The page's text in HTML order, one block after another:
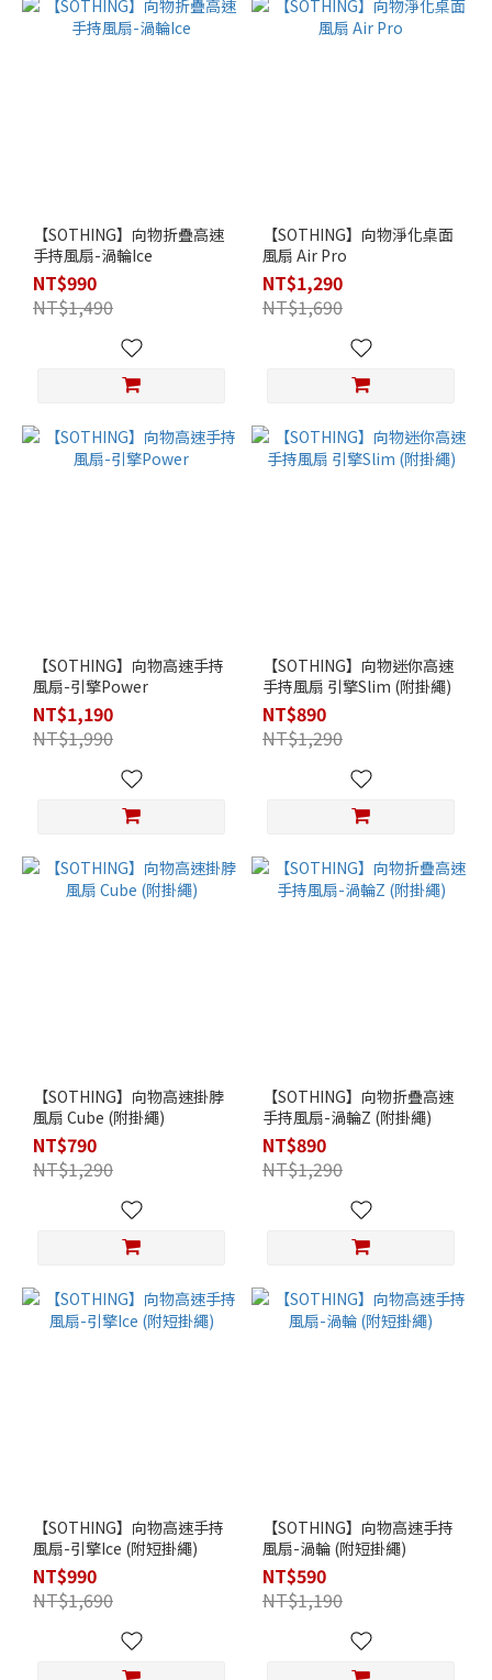
【SOTHING】向物折疊高速
手持風扇-渦輪Ice
NT$990
NT$1,490
【SOTHING】向物淨化桌面
風扇 Air Pro
NT$1,290
NT$1,690
【SOTHING】向物高速手持
風扇-引擎Power
NT$1,190
NT$1,990
【SOTHING】向物迷你高速
手持風扇 引擎Slim (附掛繩)
NT$890
NT$1,290
【SOTHING】向物高速掛脖
風扇 Cube (附掛繩)
NT$790
NT$1,290
【SOTHING】向物折疊高速
手持風扇-渦輪Z (附掛繩)
NT$890
NT$1,290
【SOTHING】向物高速手持
風扇-引擎Ice (附短掛繩)
NT$990
NT$1,690
【SOTHING】向物高速手持
風扇-渦輪 (附短掛繩)
NT$590
NT$1,190